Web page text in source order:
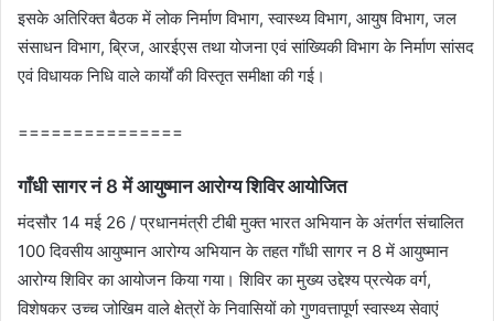
इसके अतिरिक्त बैठक में लोक निर्माण विभाग, स्वास्थ्य विभाग, आयुष विभाग, जल
संसाधन विभाग, ब्रिज, आरईएस तथा योजना एवं सांख्यिकी विभाग के निर्माण सांसद
एवं विधायक निधि वाले कार्यों की विस्तृत समीक्षा की गई।
===============
गाँधी सागर नं 8 में आयुष्मान आरोग्य शिविर आयोजित
मंदसौर 14 मई 26 / प्रधानमंत्री टीबी मुक्त भारत अभियान के अंतर्गत संचालित
100 दिवसीय आयुष्मान आरोग्य अभियान के तहत गाँधी सागर न 8 में आयुष्मान
आरोग्य शिविर का आयोजन किया गया। शिविर का मुख्य उद्देश्य प्रत्येक वर्ग,
विशेषकर उच्च जोखिम वाले क्षेत्रों के निवासियों को गुणवत्तापूर्ण स्वास्थ्य सेवाएं